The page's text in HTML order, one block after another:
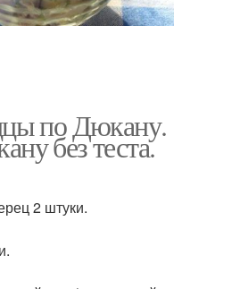
по Дюкану.
без теста.
2 штуки.